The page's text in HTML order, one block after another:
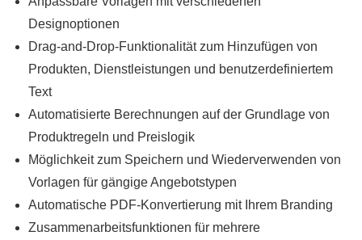
Designoptionen
Drag-and-Drop-Funktionalität zum Hinzufügen von
Produkten, Dienstleistungen und benutzerdefiniertem
Text
Automatisierte Berechnungen auf der Grundlage von
Produktregeln und Preislogik
Möglichkeit zum Speichern und Wiederverwenden von
Vorlagen für gängige Angebotstypen
Automatische PDF-Konvertierung mit Ihrem Branding
Zusammenarbeitsfunktionen für mehrere